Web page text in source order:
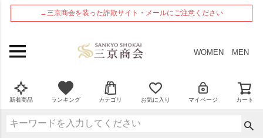
→三京商会を装った詐欺サイト・メールにご注意ください
WOMEN MEN
新着商品 ランキング カテゴリ お気に入り マイページ カート
在庫なし商品
在庫なし商品を表示しない
新着順
価格が安い順
ペー